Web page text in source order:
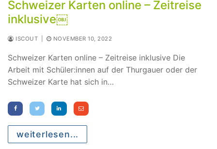
Schweizer Karten online – Zeitreise
inklusive￼
ISCOUT NOVEMBER 10, 2022
Schweizer Karten online – Zeitreise inklusive Die
Arbeit mit Schüler:innen auf der Thurgauer oder der
Schweizer Karte hat sich in…
weiterlesen...